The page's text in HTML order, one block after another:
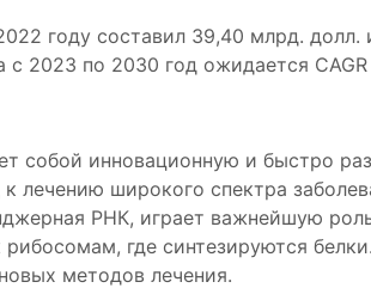
году составил 39,40 млрд. долл.
2023 по 2030 год ожидается CAGR
собой инновационную и быстро
широкого спектра
РНК, играет важнейшую
где синтезируются
методов лечения.